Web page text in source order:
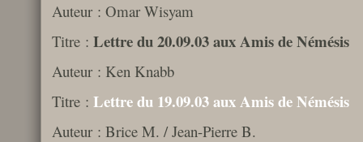
Auteur : Omar Wisyam
Titre : Lettre du 20.09.03 aux Amis de Némésis
Auteur : Ken Knabb
Titre : Lettre du 19.09.03 aux Amis de Némésis
Auteur : Brice M. / Jean-Pierre B.